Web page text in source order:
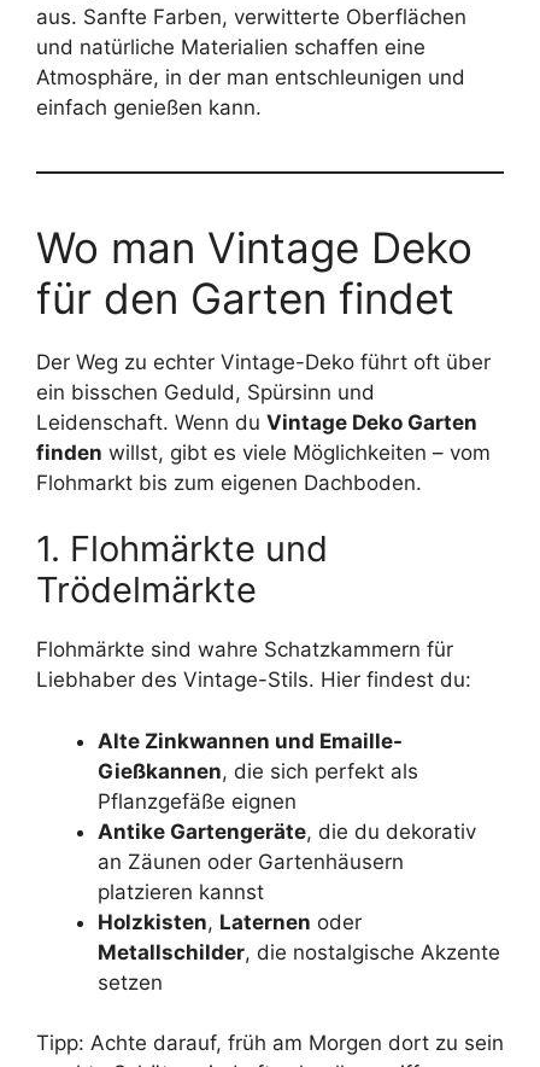
aus. Sanfte Farben, verwitterte Oberflächen
und natürliche Materialien schaffen eine
Atmosphäre, in der man entschleunigen und
einfach genießen kann.
Wo man Vintage Deko
für den Garten findet
Der Weg zu echter Vintage-Deko führt oft über
ein bisschen Geduld, Spürsinn und
Leidenschaft. Wenn du Vintage Deko Garten
finden willst, gibt es viele Möglichkeiten – vom
Flohmarkt bis zum eigenen Dachboden.
1. Flohmärkte und
Trödelmärkte
Flohmärkte sind wahre Schatzkammern für
Liebhaber des Vintage-Stils. Hier findest du:
Alte Zinkwannen und Emaille-
Gießkannen, die sich perfekt als
Pflanzgefäße eignen
Antike Gartengeräte, die du dekorativ
an Zäunen oder Gartenhäusern
platzieren kannst
Holzkisten, Laternen oder
Metallschilder, die nostalgische Akzente
setzen
Tipp: Achte darauf, früh am Morgen dort zu sein